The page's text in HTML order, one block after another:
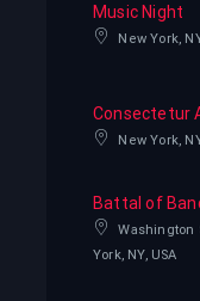
Music Night
New York,
Consectetur
New York,
Battal of
Washington
York, NY, USA